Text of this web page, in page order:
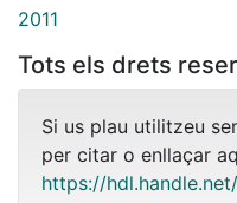
2011
Tots els drets
Si us plau utilitzeu
per citar o enllaçar
https://